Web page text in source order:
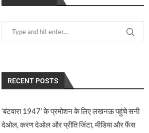
RECENT POSTS
‘बंटवारा 1947’ के प्रमोशन के लिए लखनऊ पहुंचे सनी
देओल, करण देओल और प्रीति जिंटा, मीडिया और फैंस